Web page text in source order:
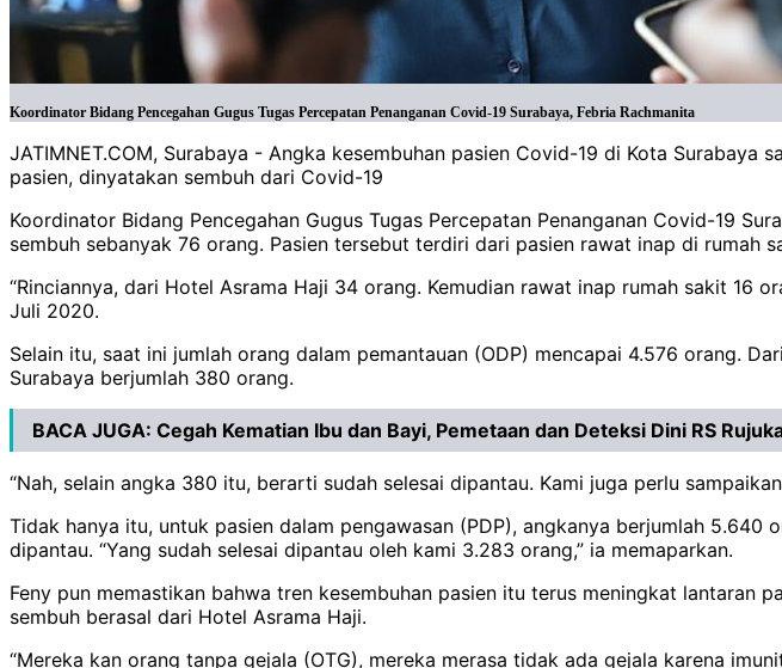
Koordinator Bidang Pencegahan Gugus Tugas Percepatan Penanganan Covid-19 Surabaya, Febria Rachmanita
JATIMNET.COM, Surabaya - Angka kesembuhan pasien Covid-19 di Kota
pasien, dinyatakan sembuh dari Covid-19
Koordinator Bidang Pencegahan Gugus Tugas Percepatan Penanganan Covid-19
sembuh sebanyak 76 orang. Pasien tersebut terdiri dari pasien rawat inap di rumah
“Rinciannya, dari Hotel Asrama Haji 34 orang. Kemudian rawat inap rumah sakit 16
Juli 2020.
Selain itu, saat ini jumlah orang dalam pemantauan (ODP) mencapai 4.576 orang.
Surabaya berjumlah 380 orang.
BACA JUGA: Cegah Kematian Ibu dan Bayi, Pemetaan dan Deteksi Dini RS
“Nah, selain angka 380 itu, berarti sudah selesai dipantau. Kami juga perlu
Tidak hanya itu, untuk pasien dalam pengawasan (PDP), angkanya berjumlah 5.640
dipantau. “Yang sudah selesai dipantau oleh kami 3.283 orang,” ia memaparkan.
Feny pun memastikan bahwa tren kesembuhan pasien itu terus meningkat lantaran
sembuh berasal dari Hotel Asrama Haji.
“Mereka kan orang tanpa gejala (OTG), mereka merasa tidak ada gejala karena